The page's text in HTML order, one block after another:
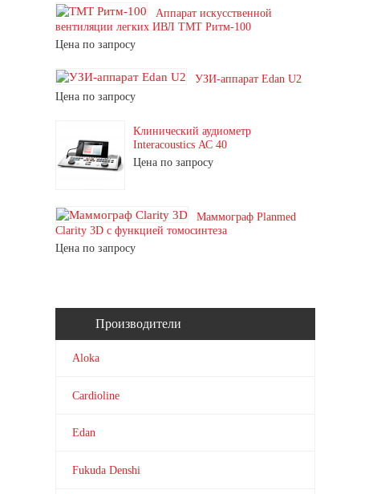
Аппарат искусственной
вентиляции легких ИВЛ ТМТ Ритм-100
Цена по запросу
УЗИ-аппарат Edan U2
Цена по запросу
Клинический аудиометр
Interacoustics АС 40
Цена по запросу
Маммограф Planmed
Clarity 3D с функцией томосинтеза
Цена по запросу
Производители
Aloka
Cardioline
Edan
Fukuda Denshi